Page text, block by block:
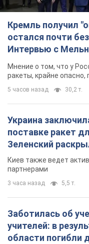
Кремль получил
остался почти
Интервью с
Мнение о том, что у
ракеты, крайне опасно,
5 часов назад 30,2 т.
Украина
поставке ракет
Зеленский
Киев также ведет
партнерами
3 часа назад 5,5 т.
Заботилась об
учителей: в
области погибли